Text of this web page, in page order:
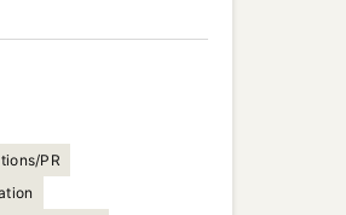
PR